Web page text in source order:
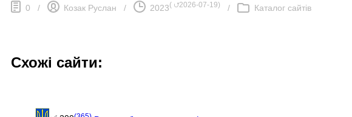
0 / Козак Руслан / 2023( ⮍2026-07-19) / Каталог сайтів
Схожі сайти: